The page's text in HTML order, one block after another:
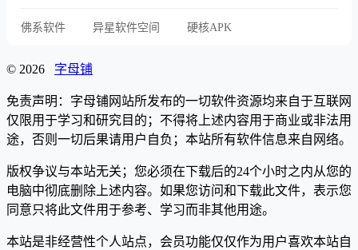
佛系软件 异星软件空间 硬核APK
© 2026 字母铺
免责声明：字母铺网站所发布的一切软件资源均来自于互联网
仅限用于学习和研究目的；不得将上述内容用于商业或非法用
途，否则一切后果请用户自负；本站所有软件信息来自网络。
版权争议与本站无关；您必须在下载后的24个小时之内从您的
电脑中彻底删除上述内容。如果您访问和下载此文件，表示您
同意只将此文件用于参考、学习而非其他用途。
本站是非经营性个人站点，会员功能仅仅作为用户喜欢本站自